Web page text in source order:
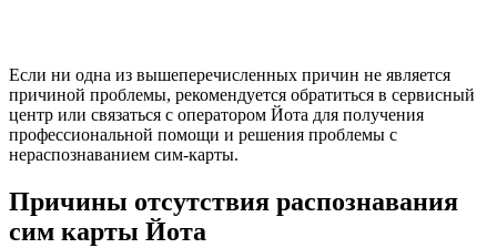
Если ни одна из вышеперечисленных причин не является
причиной проблемы, рекомендуется обратиться в сервисный
центр или связаться с оператором Йота для получения
профессиональной помощи и решения проблемы с
нераспознаванием сим-карты.
Причины отсутствия распознавания
сим карты Йота